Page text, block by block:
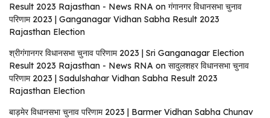
Result 2023 Rajasthan - News RNA on गंगानगर विधानसभा चुनाव
परिणाम 2023 | Ganganagar Vidhan Sabha Result 2023
Rajasthan Election
श्रीगंगानगर विधानसभा चुनाव परिणाम 2023 | Sri Ganganagar Election
Result 2023 Rajasthan - News RNA on सादुलशहर विधानसभा चुनाव
परिणाम 2023 | Sadulshahar Vidhan Sabha Result 2023
Rajasthan Election
बाड़मेर विधानसभा चुनाव परिणाम 2023 | Barmer Vidhan Sabha Chunav